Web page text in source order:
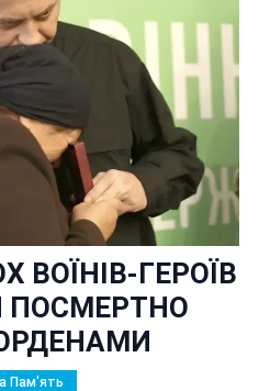
ВОЇНІВ-ГЕРОЇВ
ПОСМЕРТНО
Пам'ять